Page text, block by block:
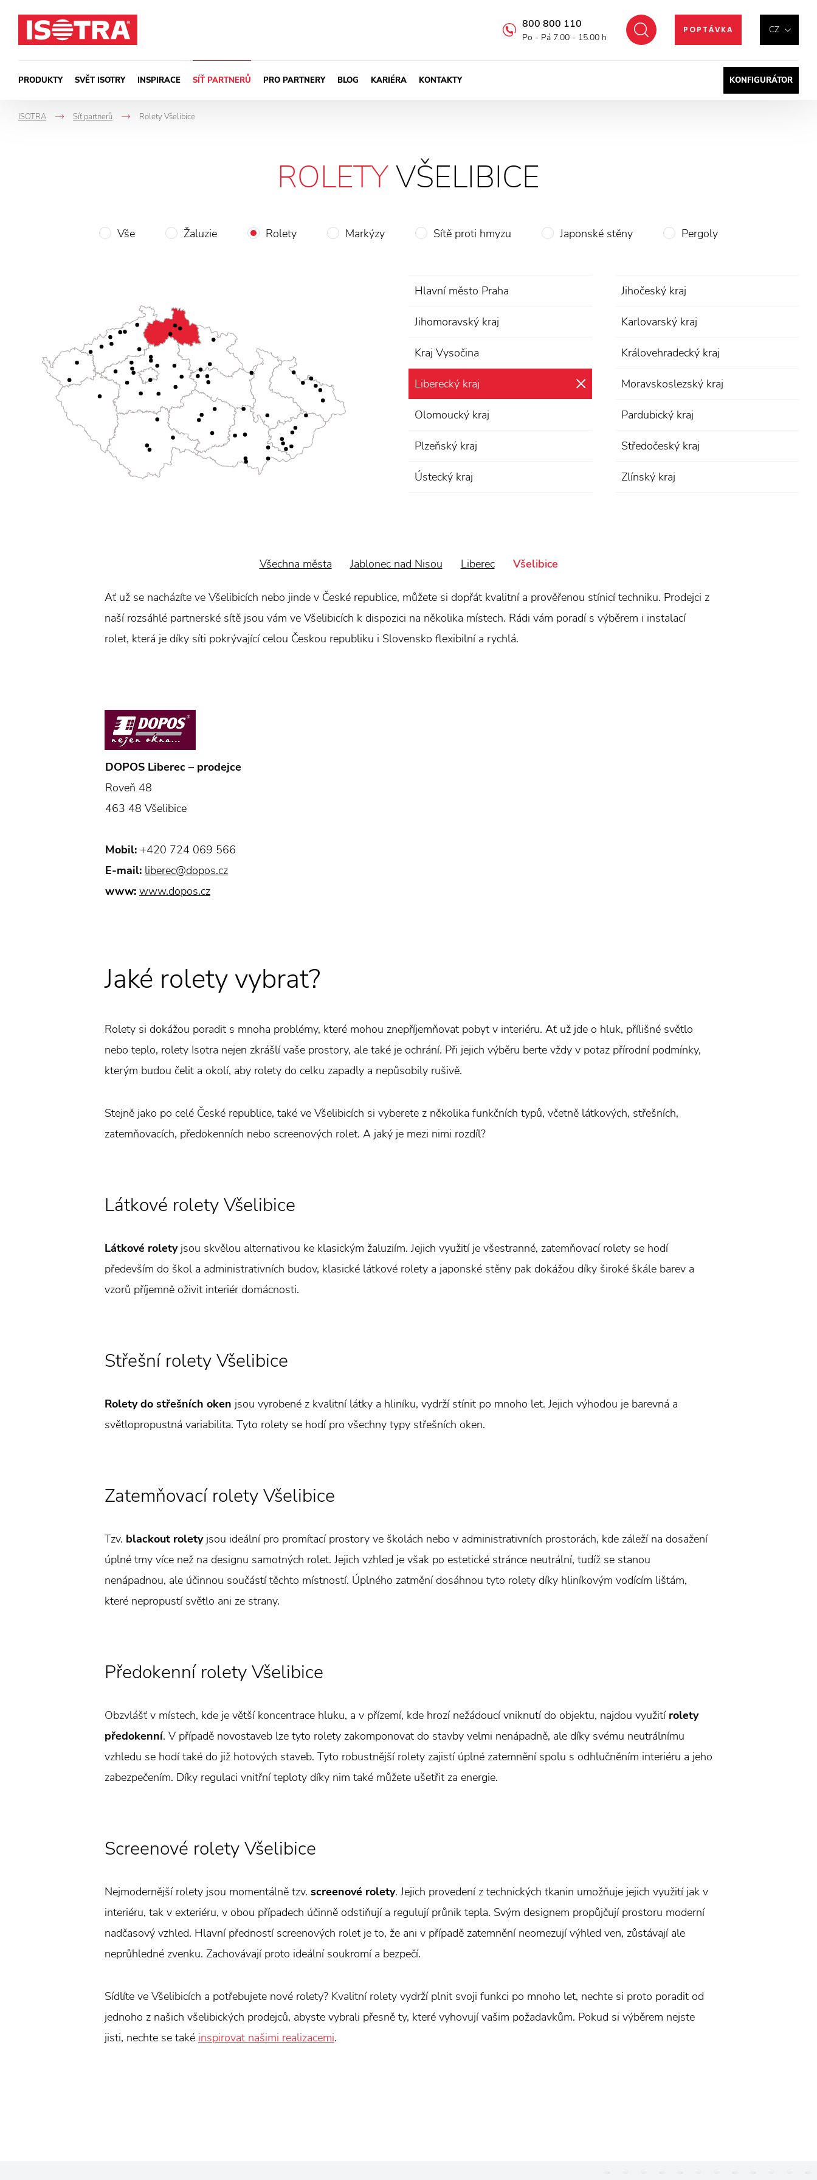
CZ
POPTÁVKA
Hledat
800 800 110
Po - Pá 7.00 - 15.00 h
PRODUKTY SVĚT ISOTRY INSPIRACE SÍŤ PARTNERŮ PRO PARTNERY BLOG KARIÉRA KONTAKTY KONFIGURÁTOR
ISOTRA
->
Síť partnerů Rolety Všelibice
ROLETYVŠELIBICE
Vše Žaluzie Rolety Markýzy Sítě proti hmyzu Japonské stěny Pergoly
Hlavní město Praha Jihočeský kraj
Jihomoravský kraj Karlovarský kraj
Kraj Vysočina Královehradecký kraj
Liberecký kraj zrušit výběr
Moravskoslezský kraj
Olomoucký kraj Pardubický kraj
Plzeňský kraj Středočeský kraj
Ústecký kraj Zlínský kraj
Všechna města Jablonec nad Nisou Liberec Všelibice
Ať už se nacházíte ve Všelibicích nebo jinde v České republice, můžete si dopřát kvalitní a prověřenou stínicí techniku. Prodejci z
naší rozsáhlé partnerské sítě jsou vám ve Všelibicích k dispozici na několika místech. Rádi vám poradí s výběrem i instalací
rolet, která je díky síti pokrývající celou Českou republiku i Slovensko flexibilní a rychlá.
DOPOS Liberec – prodejce
Roveň 48
463 48 Všelibice
Mobil: +420 724 069 566
E-mail: liberec@dopos.cz
www: www.dopos.cz
Jaké rolety vybrat?
Rolety si dokážou poradit s mnoha problémy, které mohou znepříjemňovat pobyt v interiéru. Ať už jde o hluk, přílišné světlo
nebo teplo, rolety Isotra nejen zkrášlí vaše prostory, ale také je ochrání. Při jejich výběru berte vždy v potaz přírodní podmínky,
kterým budou čelit a okolí, aby rolety do celku zapadly a nepůsobily rušivě.
Stejně jako po celé České republice, také ve Všelibicích si vyberete z několika funkčních typů, včetně látkových, střešních,
zatemňovacích, předokenních nebo screenových rolet. A jaký je mezi nimi rozdíl?
Látkové rolety Všelibice
Látkové roletyjsou skvělou alternativou ke klasickým žaluziím. Jejich využití je všestranné, zatemňovací rolety se hodí
především do škol a administrativních budov, klasické látkové rolety a japonské stěny pak dokážou díky široké škále barev a
vzorů příjemně oživit interiér domácnosti.
Střešní rolety Všelibice
Rolety do střešních oken jsou vyrobené z kvalitní látky a hliníku, vydrží stínit po mnoho let. Jejich výhodou je barevná a
světlopropustná variabilita. Tyto rolety se hodí pro všechny typy střešních oken.
Zatemňovací rolety Všelibice
Tzv. blackout roletyjsou ideální pro promítací prostory ve školách nebo v administrativních prostorách, kde záleží na dosažení
úplné tmy více než na designu samotných rolet. Jejich vzhled je však po estetické stránce neutrální, tudíž se stanou
nenápadnou, ale účinnou součástí těchto místností. Úplného zatmění dosáhnou tyto rolety díky hliníkovým vodícím lištám,
které nepropustí světlo ani ze strany.
Předokenní rolety Všelibice
Obzvlášť v místech, kde je větší koncentrace hluku, a v přízemí, kde hrozí nežádoucí vniknutí do objektu, najdou využití rolety
předokenní. V případě novostaveb lze tyto rolety zakomponovat do stavby velmi nenápadně, ale díky svému neutrálnímu
vzhledu se hodí také do již hotových staveb. Tyto robustnější rolety zajistí úplné zatemnění spolu s odhlučněním interiéru a jeho
zabezpečením. Díky regulaci vnitřní teploty díky nim také můžete ušetřit za energie.
Screenové rolety Všelibice
Nejmodernější rolety jsou momentálně tzv. screenové rolety. Jejich provedení z technických tkanin umožňuje jejich využití jak v
interiéru, tak v exteriéru, v obou případech účinně odstiňují a regulují průnik tepla. Svým designem propůjčují prostoru moderní
nadčasový vzhled. Hlavní předností screenových rolet je to, že ani v případě zatemnění neomezují výhled ven, zůstávají ale
neprůhledné zvenku. Zachovávají proto ideální soukromí a bezpečí.
Sídlíte ve Všelibicích a potřebujete nové rolety? Kvalitní rolety vydrží plnit svoji funkci po mnoho let, nechte si proto poradit od
jednoho z našich všelibických prodejců, abyste vybrali přesně ty, které vyhovují vašim požadavkům. Pokud si výběrem nejste
jisti, nechte se také inspirovat našimi realizacemi.